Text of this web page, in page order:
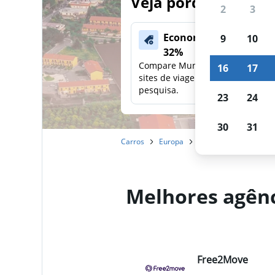
Economize mais de
32%
Compare Mundi com outros
sites de viagens em uma única
pesquisa.
Carros Europa
Melhores
Free2Move
2 3
9 10
16 17
23 24
30 31